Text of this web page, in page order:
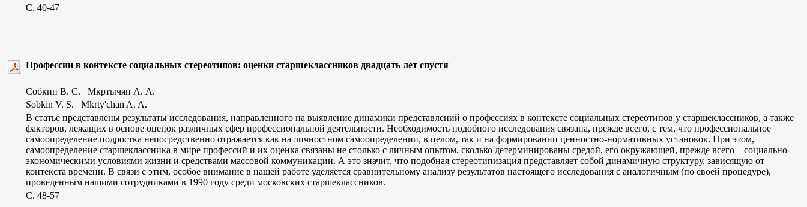
C. 40-47
Профессии в контексте социальных стереотипов: оценки старшеклассников двадцать лет спустя
Собкин В. С. Мкртычян А. А.
Sobkin V. S. Mkrty'chan A. A.
В статье представлены результаты исследования, направленного на выявление динамики представлений о профессиях в контексте социальных стереотипов у старшеклассников, а также
факторов, лежащих в основе оценок различных сфер профессиональной деятельности. Необходимость подобного исследования связана, прежде всего, с тем, что профессиональное
самоопределение подростка непосредственно отражается как на личностном самоопределении, в целом, так и на формировании ценностно-нормативных установок. При этом,
самоопределение старшеклассника в мире профессий и их оценка связаны не столько с личным опытом, сколько детерминированы средой, его окружающей, прежде всего – социально-
экономическими условиями жизни и средствами массовой коммуникации. А это значит, что подобная стереотипизация представляет собой динамичную структуру, зависящую от
контекста времени. В связи с этим, особое внимание в нашей работе уделяется сравнительному анализу результатов настоящего исследования с аналогичным (по своей процедуре),
проведенным нашими сотрудниками в 1990 году среди московских старшеклассников.
C. 48-57